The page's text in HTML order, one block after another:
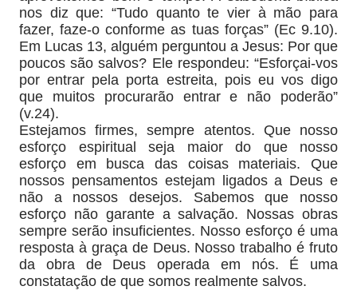
nos diz que: “Tudo quanto te vier à mão para
fazer, faze-o conforme as tuas forças” (Ec 9.10).
Em Lucas 13, alguém perguntou a Jesus: Por que
poucos são salvos? Ele respondeu: “Esforçai-vos
por entrar pela porta estreita, pois eu vos digo
que muitos procurarão entrar e não poderão”
(v.24).
Estejamos firmes, sempre atentos. Que nosso
esforço espiritual seja maior do que nosso
esforço em busca das coisas materiais. Que
nossos pensamentos estejam ligados a Deus e
não a nossos desejos. Sabemos que nosso
esforço não garante a salvação. Nossas obras
sempre serão insuficientes. Nosso esforço é uma
resposta à graça de Deus. Nosso trabalho é fruto
da obra de Deus operada em nós. É uma
constatação de que somos realmente salvos.